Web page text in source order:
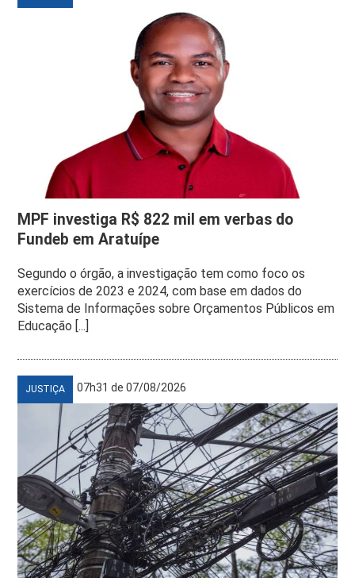
MPF investiga R$ 822 mil em verbas do
Fundeb em Aratuípe
Segundo o órgão, a investigação tem como foco os
exercícios de 2023 e 2024, com base em dados do
Sistema de Informações sobre Orçamentos Públicos em
Educação [...]
JUSTIÇA 07h31 de 07/08/2026